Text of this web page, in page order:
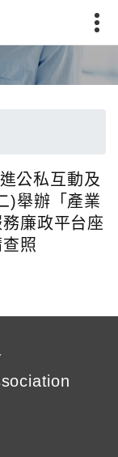
公私互動及
)舉辦「產業
廉政平台座
照